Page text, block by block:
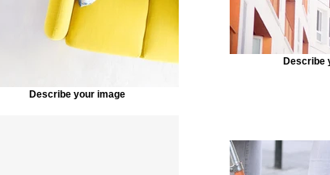
out of your site elements by making them
Describe your image
Describe